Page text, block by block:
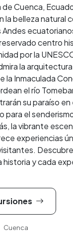
Cuenca,
la belleza natural
centro
por la
la
la Inmaculada
el río
su paraíso en
para el
la vibrante
experiencias
y cada
Cuenca